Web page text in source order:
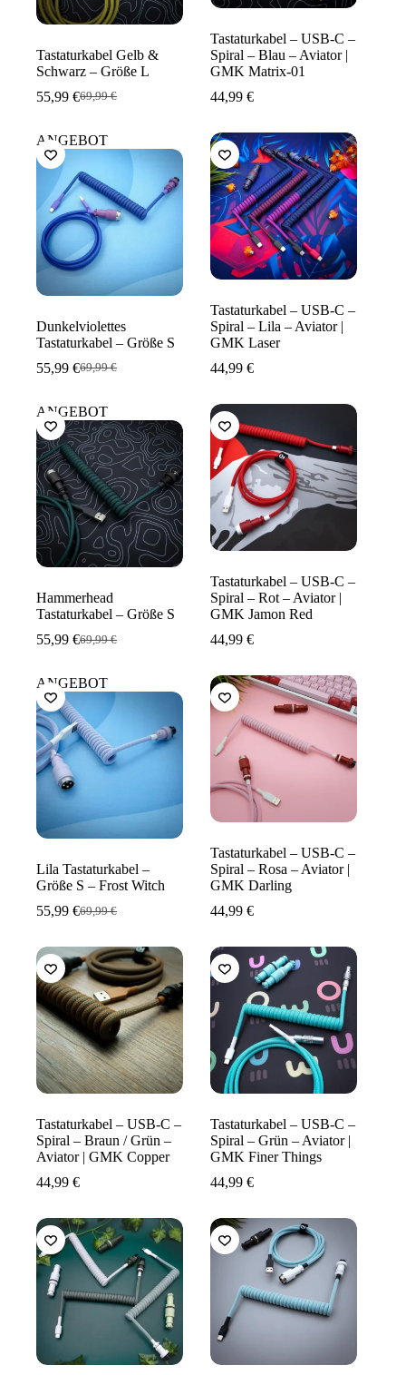
Tastaturkabel Gelb &
Schwarz – Größe L
69,99€
Ursprünglicher
war:
69,99 €
55,99 €Aktueller
ist:
55,99 €.
Tastaturkabel – USB-C –
Spiral – Blau – Aviator |
GMK Matrix-01
44,99€
ANGEBOT
Dunkelviolettes
Tastaturkabel – Größe S
69,99€
Ursprünglicher
war:
69,99 €
55,99 €Aktueller
ist:
55,99 €.
Tastaturkabel – USB-C –
Spiral – Lila – Aviator |
GMK Laser
44,99€
ANGEBOT
Hammerhead
Tastaturkabel – Größe S
69,99€
Ursprünglicher
war:
69,99 €
55,99 €Aktueller
ist:
55,99 €.
Tastaturkabel – USB-C –
Spiral – Rot – Aviator |
GMK Jamon Red
44,99€
ANGEBOT
Lila Tastaturkabel –
Größe S – Frost Witch
69,99€
Ursprünglicher
war:
69,99 €
55,99 €Aktueller
ist:
55,99 €.
Tastaturkabel – USB-C –
Spiral – Rosa – Aviator |
GMK Darling
44,99€
Tastaturkabel – USB-C –
Spiral – Braun / Grün –
Aviator | GMK Copper
44,99 €
Tastaturkabel – USB-C –
Spiral – Grün – Aviator |
GMK Finer Things
44,99€